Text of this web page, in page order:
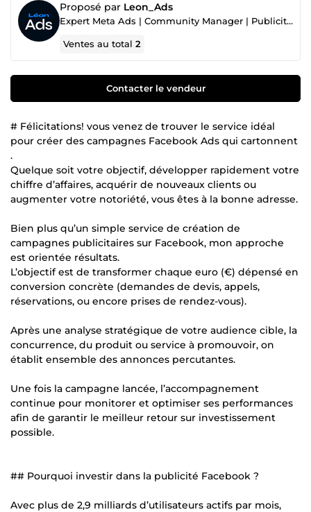
Proposé par Leon_Ads
Expert Meta Ads | Community Manager | Publicité sur les réseaux sociaux
Ventes au total2
Contacter le vendeur
# Félicitations! vous venez de trouver le service idéal
pour créer des campagnes Facebook Ads qui cartonnent
.
Quelque soit votre objectif, développer rapidement votre
chiffre d’affaires, acquérir de nouveaux clients ou
augmenter votre notoriété, vous êtes à la bonne adresse.
Bien plus qu’un simple service de création de
campagnes publicitaires sur Facebook, mon approche
est orientée résultats.
L’objectif est de transformer chaque euro (€) dépensé en
conversion concrète (demandes de devis, appels,
réservations, ou encore prises de rendez-vous).
Après une analyse stratégique de votre audience cible, la
concurrence, du produit ou service à promouvoir, on
établit ensemble des annonces percutantes.
Une fois la campagne lancée, l’accompagnement
continue pour monitorer et optimiser ses performances
afin de garantir le meilleur retour sur investissement
possible.
## Pourquoi investir dans la publicité Facebook ?
Avec plus de 2,9 milliards d’utilisateurs actifs par mois,